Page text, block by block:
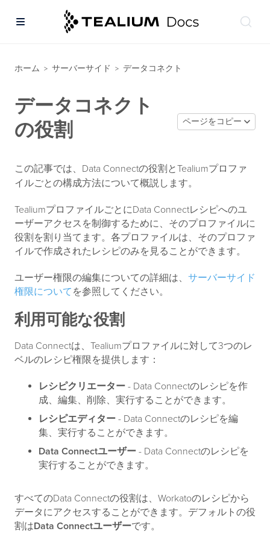
ホーム > サーバーサイド > データコネクト
データコネクト
の役割
ページをコピー
この記事では、Data Connectの役割とTealiumプロファ
イルごとの構成方法について概説します。
TealiumプロファイルごとにData Connectレシピへのユ
ーザーアクセスを制御するために、そのプロファイルに
役割を割り当てます。各プロファイルは、そのプロファ
イルで作成されたレシピのみを見ることができます。
ユーザー権限の編集についての詳細は、 サーバーサイド
権限について を参照してください。
利用可能な役割
Data Connectは、Tealiumプロファイルに対して3つのレ
ベルのレシピ権限を提供します：
レシピクリエーター - Data Connectのレシピを作
成、編集、削除、実行することができます。
レシピエディター - Data Connectのレシピを編
集、実行することができます。
Data Connectユーザー - Data Connectのレシピを
実行することができます。
すべてのData Connectの役割は、Workatoのレシピから
データにアクセスすることができます。デフォルトの役
割はData Connectユーザーです。